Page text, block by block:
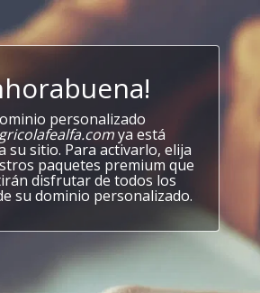
personalizado
ya está
su sitio. Para activarlo, elija
paquetes premium que
disfrutar de todos los
su dominio personalizado.